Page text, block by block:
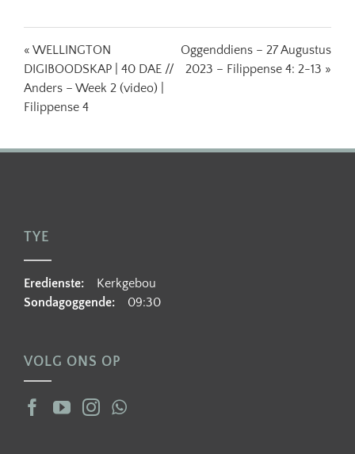
« WELLINGTON
DIGIBOODSKAP | 40 DAE //
Anders – Week 2 (video) |
Filippense 4
Oggenddiens – 27 Augustus
2023 – Filippense 4: 2-13 »
TYE
Eredienste: Kerkgebou
Sondagoggende: 09:30
VOLG ONS OP